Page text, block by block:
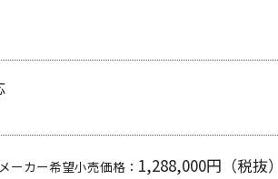
メーカー希望小売価格： 1,288,000円（税抜）